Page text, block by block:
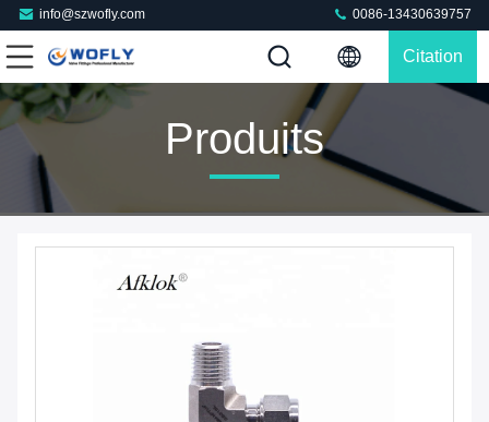
info@szwofly.com 0086-13430639757
Citation
Produits